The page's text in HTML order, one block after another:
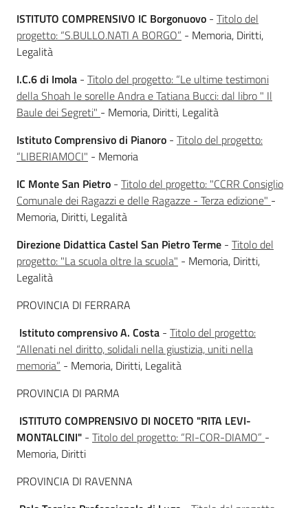
Per i media
Per i cittadini
ISTITUTO COMPRENSIVO IC Borgonuovo - Titolo del
progetto: “S.BULLO.NATI A BORGO” - Memoria, Diritti,
Legalità
I.C.6 di Imola - Titolo del progetto: “Le ultime testimoni
della Shoah le sorelle Andra e Tatiana Bucci: dal libro " Il
Baule dei Segreti" - Memoria, Diritti, Legalità
Istituto Comprensivo di Pianoro - Titolo del progetto:
“LIBERIAMOCI" - Memoria
IC Monte San Pietro - Titolo del progetto: "CCRR Consiglio
Comunale dei Ragazzi e delle Ragazze - Terza edizione" -
Memoria, Diritti, Legalità
Direzione Didattica Castel San Pietro Terme - Titolo del
progetto: "La scuola oltre la scuola" - Memoria, Diritti,
Legalità
PROVINCIA DI FERRARA
Istituto comprensivo A. Costa - Titolo del progetto:
“Allenati nel diritto, solidali nella giustizia, uniti nella
memoria” - Memoria, Diritti, Legalità
PROVINCIA DI PARMA
ISTITUTO COMPRENSIVO DI NOCETO "RITA LEVI-
MONTALCINI" - Titolo del progetto: “RI-COR-DIAMO” -
Memoria, Diritti
PROVINCIA DI RAVENNA